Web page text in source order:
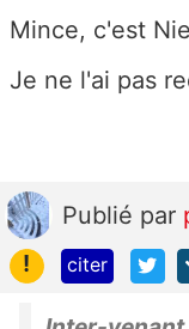
Mince, c'est
Je ne l'ai pas
Publié par
!
citer